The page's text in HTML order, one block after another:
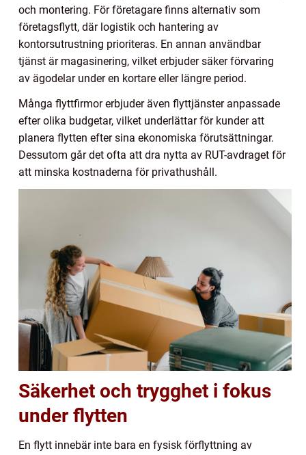
och montering. För företagare finns alternativ som
företagsflytt, där logistik och hantering av
kontorsutrustning prioriteras. En annan användbar
tjänst är magasinering, vilket erbjuder säker förvaring
av ägodelar under en kortare eller längre period.
Många flyttfirmor erbjuder även flyttjänster anpassade
efter olika budgetar, vilket underlättar för kunder att
planera flytten efter sina ekonomiska förutsättningar.
Dessutom går det ofta att dra nytta av RUT-avdraget för
att minska kostnaderna för privathushåll.
Säkerhet och trygghet i fokus
under flytten
En flytt innebär inte bara en fysisk förflyttning av